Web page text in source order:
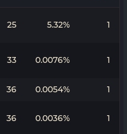
25 5.32% 1
33 0.0076% 1
36 0.0054% 1
36 0.0036% 1